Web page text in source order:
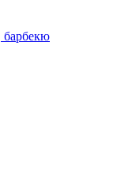
барбекю